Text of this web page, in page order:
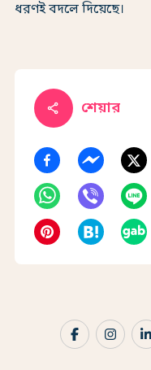
ধরণই বদলে দিয়েছে।
share শেয়ার